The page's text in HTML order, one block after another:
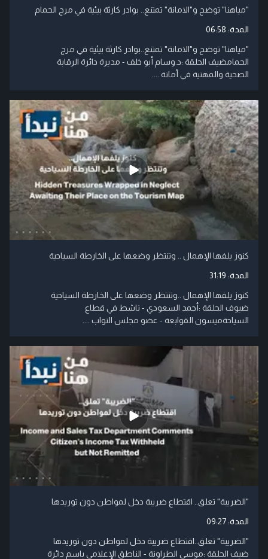
"مياهنا" توضح و"الامانة" تمتنع.. بوادر كارثة بيئية في مرج الحمام
المدة: 06:58
"مياهنا" توضح و"الامانة" تمتنع..بوادر كارثة بيئية في مرج
الحمامضيف الحلقة :د.وسام أبو خلف - مديرة دائرة الرقابة
الصحية والمهنية في أمانة ....
كنوز يلفها الإهمال .. وتنتظر وضعها على الخارطة السياحية
المدة: 31:19
كنوز يلفها الإهمال ..وتنتظر وضعها على الخارطة السياحية
ضيوف الحلقة :أحمد السعودي - ناشط في قطاع
السياحةميسون القوابعة - عضو مجلس النواب ....
"الضريبة" تعلق.. اقتطاع ضريبة دخل لمواطن دون توريدها
المدة:09:27
"الضريبة" تعلق..اقتطاع ضريبة دخل لمواطن دون توريدها
ضيف الحلقة :موسى الطراونة - الناطق الإعلامي باسم دائرة